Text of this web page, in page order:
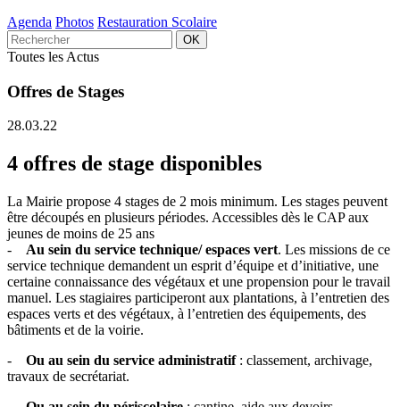
Agenda Photos Restauration Scolaire
Toutes les Actus
Offres de Stages
28.03.22
4 offres de stage disponibles
La Mairie propose 4 stages de 2 mois minimum. Les stages peuvent
être découpés en plusieurs périodes. Accessibles dès le CAP aux
jeunes de moins de 25 ans
- Au sein du service technique/ espaces vert. Les missions de ce
service technique demandent un esprit d’équipe et d’initiative, une
certaine connaissance des végétaux et une propension pour le travail
manuel. Les stagiaires participeront aux plantations, à l’entretien des
espaces verts et des végétaux, à l’entretien des équipements, des
bâtiments et de la voirie.
-
Ou au sein du service administratif : classement, archivage,
travaux de secrétariat.